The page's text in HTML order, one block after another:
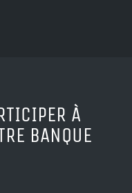
À
BANQUE